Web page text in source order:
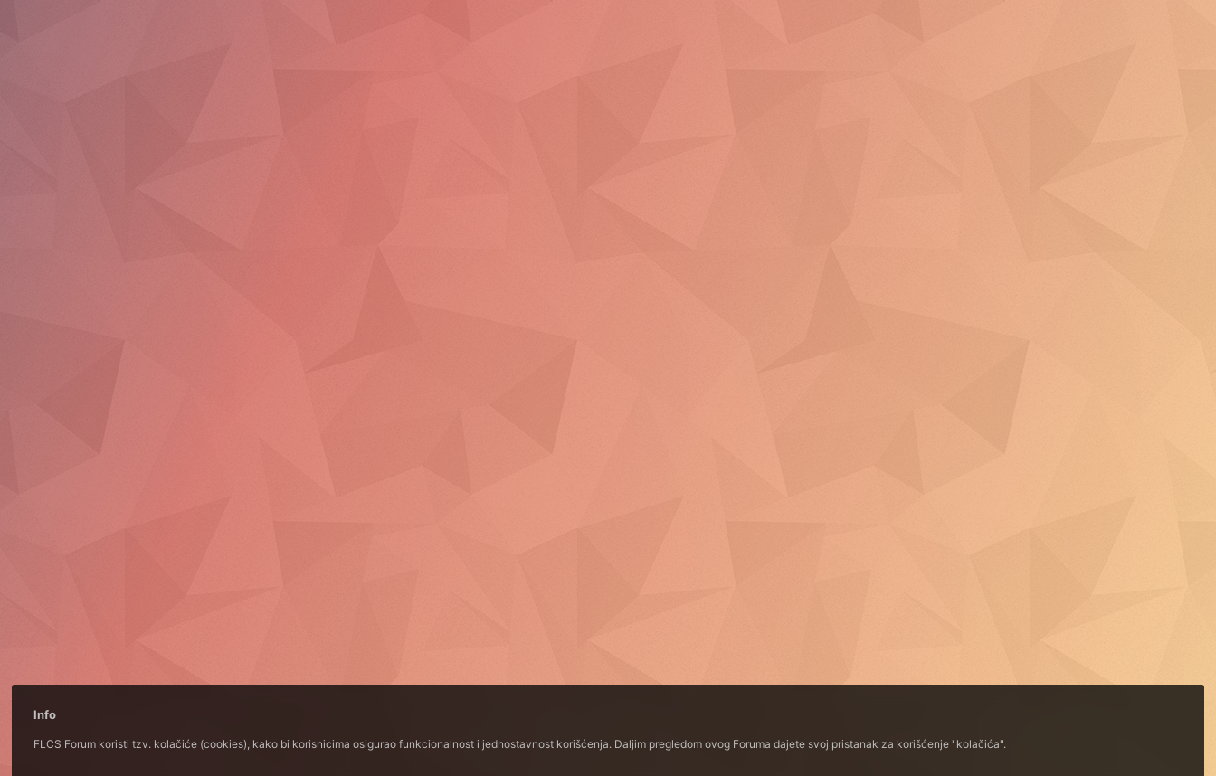
Info
FLCS Forum koristi tzv. kolačiće (cookies), kako bi korisnicima osigurao funkcionalnost i jednostavnost korišćenja. Daljim pregledom ovog Foruma dajete svoj pristanak za korišćenje "kolačića".